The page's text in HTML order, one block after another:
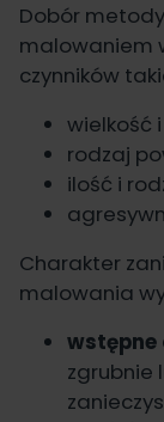
Dobór
malowaniem
czynników
wielkość
rodzaj
ilość i
Charakter
malowania
wstępne
zgrubnie